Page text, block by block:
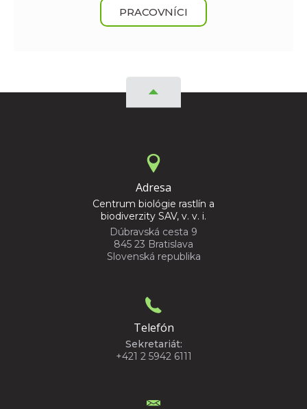
PRACOVNÍCI
Adresa
Centrum biológie rastlín a
biodiverzity SAV, v. v. i.
Dúbravská cesta 9
845 23 Bratislava
Slovenská republika
Telefón
Sekretariát:
+421 2 5942 6111